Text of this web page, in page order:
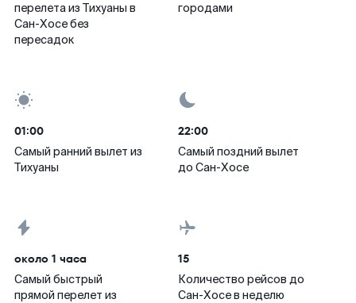
перелета из Тихуаны в
Сан-Хосе без
пересадок
городами
01:00
Самый ранний вылет из
Тихуаны
22:00
Самый поздний вылет
до Сан-Хосе
около 1 часа
Самый быстрый
прямой перелет из
15
Количество рейсов до
Сан-Хосе в неделю